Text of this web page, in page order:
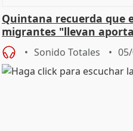
Quintana recuerda que
migrantes "llevan
central
Sonido Totales